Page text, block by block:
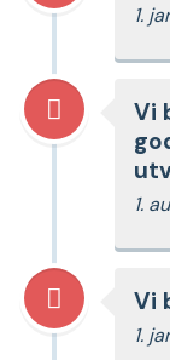
1.
Vi
1.
Vi
1.